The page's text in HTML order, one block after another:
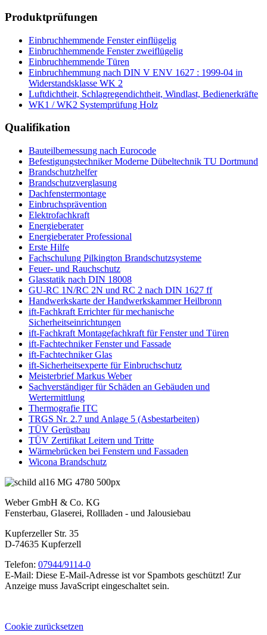
Produktprüfungen
Einbruchhemmende Fenster einflügelig
Einbruchhemmende Fenster zweiflügelig
Einbruchhemmende Türen
Einbruchhemmung nach DIN V ENV 1627 : 1999-04 in
Widerstandsklasse WK 2
Luftdichtheit, Schlagregendichtheit, Windlast, Bedienerkräfte
WK1 / WK2 Systemprüfung Holz
Qualifikation
Bauteilbemessung nach Eurocode
Befestigungstechniker Moderne Dübeltechnik TU Dortmund
Brandschutzhelfer
Brandschutzverglasung
Dachfenstermontage
Einbruchsprävention
Elektrofachkraft
Energieberater
Energieberater Professional
Erste Hilfe
Fachschulung Pilkington Brandschutzsysteme
Feuer- und Rauchschutz
Glasstatik nach DIN 18008
GU-RC 1N/RC 2N und RC 2 nach DIN 1627 ff
Handwerkskarte der Handwerkskammer Heilbronn
ift-Fachkraft Errichter für mechanische
Sicherheitseinrichtungen
ift-Fachkraft Montagefachkraft für Fenster und Türen
ift-Fachtechniker Fenster und Fassade
ift-Fachtechniker Glas
ift-Sicherheitsexperte für Einbruchschutz
Meisterbrief Markus Weber
Sachverständiger für Schäden an Gebäuden und
Wertermittlung
Thermografie ITC
TRGS Nr. 2.7 und Anlage 5 (Asbestarbeiten)
TÜV Gerüstbau
TÜV Zertifikat Leitern und Tritte
Wärmebrücken bei Fenstern und Fassaden
Wicona Brandschutz
Weber GmbH & Co. KG
Fensterbau, Glaserei, Rollladen - und Jalousiebau
Kupferzeller Str. 35
D-74635 Kupferzell
Telefon: 07944/9114-0
E-Mail: Diese E-Mail-Adresse ist vor Spambots geschützt! Zur
Anzeige muss JavaScript eingeschaltet sein.
Cookie zurücksetzen